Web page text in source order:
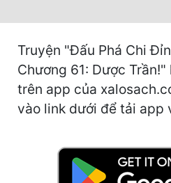
Huyền Huyễn
Huyền Nghi
Truyện "Đấu Phá Chi
Chương 61: Dược
trên app của
vào link dưới để tải app